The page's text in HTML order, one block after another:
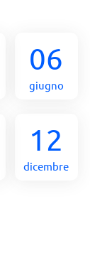
06
giugno
12
dicembre